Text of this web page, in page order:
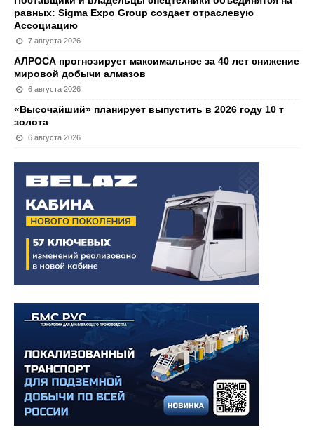
равных: Sigma Expo Group создает отраслевую
Ассоциацию
7 августа 2026
АЛРОСА прогнозирует максимальное за 40 лет снижение
мировой добычи алмазов
6 августа 2026
«Высочайший» планирует выпустить в 2026 году 10 т
золота
6 августа 2026